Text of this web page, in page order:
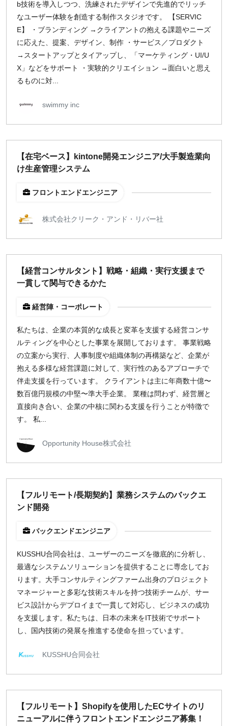
b技術を導入しつつ、洗練されたデザインで先進的でリッチ
なユーザー体験を創造する制作スタジオです。 【SERVIC
E】 ・ブランディング →クライアントの抱える課題やニーズ
に応えた、提案、デザイン、制作 ・サービス／プロダクト
→スタートアップとタイアップし、「マーケティング・UI/U
X」などをサポート ・実験的クリエイション →面白いと思え
るものに対...
swimmy inc
【在宅ベース】kintone開発エンジニア/大手製造業向
け生産管理システム
フロントエンドエンジニア
株式会社クリーク・アンド・リバー社
【経営コンサルタント】戦略・組織・実行支援まで
一貫して関与できるかた
経営陣・コーポレート
私たちは、企業の本質的な成長と変革を支援する経営コンサ
ルティングを中心とした事業を展開しております。 事業戦略
の立案から実行、人事制度や組織体制の再構築など、企業が
抱える多様な経営課題に対して、実行性のあるアプローチで
伴走支援を行っています。 クライアントは主に年商数十億〜
数百億円規模の中堅〜準大手企業。 業種は問わず、経営層と
直接向き合い、企業の中核に関わる支援を行うことが特徴で
す。 私...
Opportunity House株式会社
【フルリモート/長期契約】業務システムのバックエ
ンド開発
バックエンドエンジニア
KUSSHU合同会社は、ユーザーのニーズを徹底的に分析し、
最適なシステムソリューションを提供することに専念してお
ります。大手コンサルティングファーム出身のプロジェクト
マネージャーと多彩な技術スキルを持つ技術チームが、サー
ビス設計からデプロイまで一貫して対応し、ビジネスの成功
を支援します。私たちは、日本の未来をIT技術でサポート
し、国内技術の発展を推進する使命を担っています。
KUSSHU合同会社
【フルリモート】Shopifyを使用したECサイトのリ
ニューアルに伴うフロントエンドエンジニア募集！